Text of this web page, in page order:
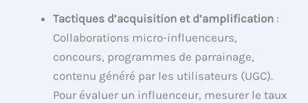
Tactiques d’acquisition et d’amplification :
Collaborations micro-influenceurs,
concours, programmes de parrainage,
contenu généré par les utilisateurs (UGC).
Pour évaluer un influenceur, mesurer le taux